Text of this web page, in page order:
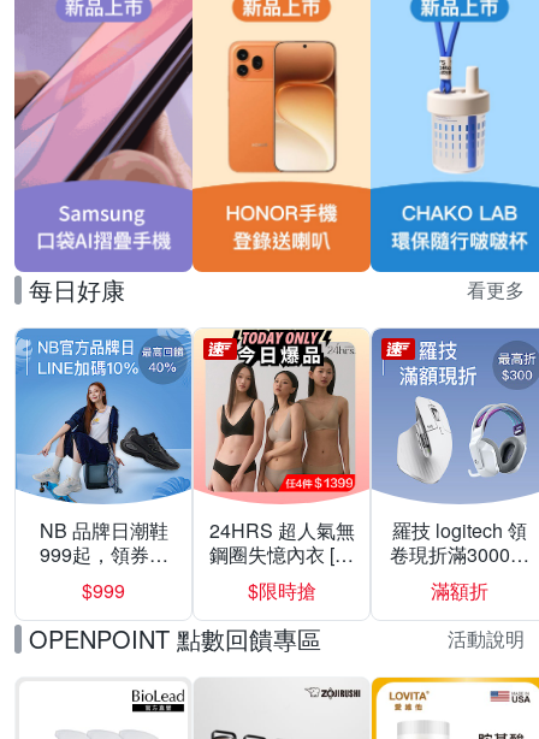
每日好康 看更多
NB 品牌日潮鞋
999起，領券折
上折 最高回饋
40%
$999
24HRS 超人氣無
鋼圈失憶內衣 [熱
銷好評]
$限時搶
羅技 logitech 領
卷現折滿3000折
300
滿額折
OPENPOINT 點數回饋專區 活動說明